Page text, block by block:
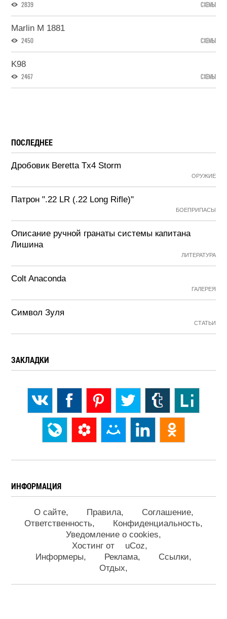
2839 СХЕМЫ
Marlin M 1881
2450 СХЕМЫ
K98
2467 СХЕМЫ
ПОСЛЕДНЕЕ
Дробовик Beretta Tx4 Storm
ОРУЖИЕ
Патрон ".22 LR (.22 Long Rifle)"
БОЕПРИПАСЫ
Описание ручной гранаты системы капитана
Лишина
ЛИТЕРАТУРА
Colt Anaconda
ГАЛЕРЕЯ
Символ Зуля
СТАТЬИ
ЗАКЛАДКИ
ИНФОРМАЦИЯ
О сайте Правила
Соглашение
Ответственность
Конфиденциальность
Уведомление о cookies
Хостинг от
uCoz
Информеры
Реклама
Ссылки
Отдых